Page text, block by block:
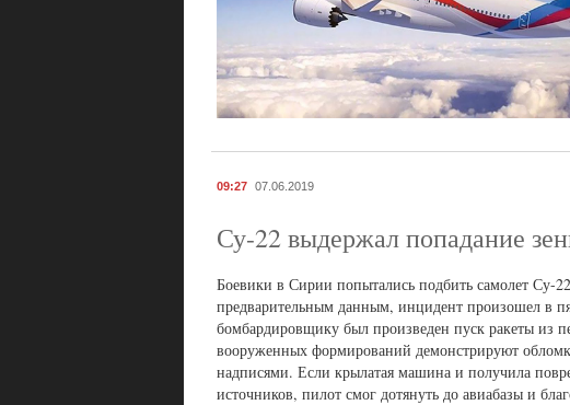
09:27 07.06.2019
Су-22 выдержал попадание
Боевики в Сирии попытались подбить самолет
предварительным данным, инцидент произошел в
бомбардировщику был произведен пуск ракеты из
вооруженных формирований демонстрируют
надписями. Если крылатая машина и получила
источников, пилот смог дотянуть до авиабазы и